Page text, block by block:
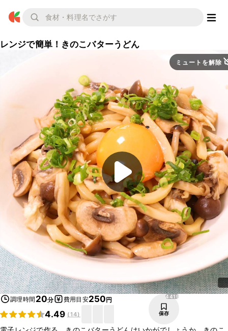
レンジで簡単！きのこバターうどん
ミュートを解除
調理時間 20分 費用目安250円
4.49 (14)
4419
保存